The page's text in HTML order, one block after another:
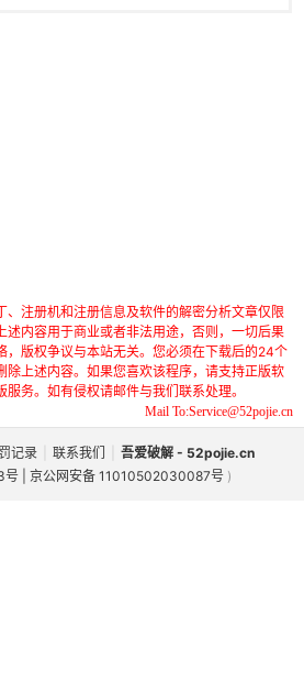
、注册机和注册信息及软件的解密分析文章仅限
述内容用于商业或者非法用途，否则，一切后果
，版权争议与本站无关。您必须在下载后的24个
除上述内容。如果您喜欢该程序，请支持正版软
务。如有侵权请邮件与我们联系处理。
Mail To:Service@52pojie.cn
记录 联系我们
吾爱破解 - 52pojie.cn
| 京公网安备 11010502030087号 )